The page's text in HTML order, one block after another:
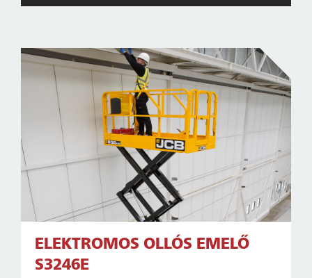
ELEKTROMOS OLLÓS EMELŐ
S3246E